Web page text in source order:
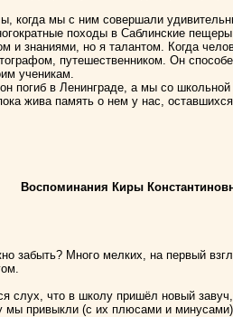
когда мы с ним совершали
походы в Саблинские
знаниями, но я талантом. Когда
путешественником. Он
ученикам.
погиб в Ленинграде, а мы со
жива память о нем у нас,
Воспоминания Киры
забыть? Много мелких, на первый
слух, что в школу пришёл новый
привыкли (с их плюсами и